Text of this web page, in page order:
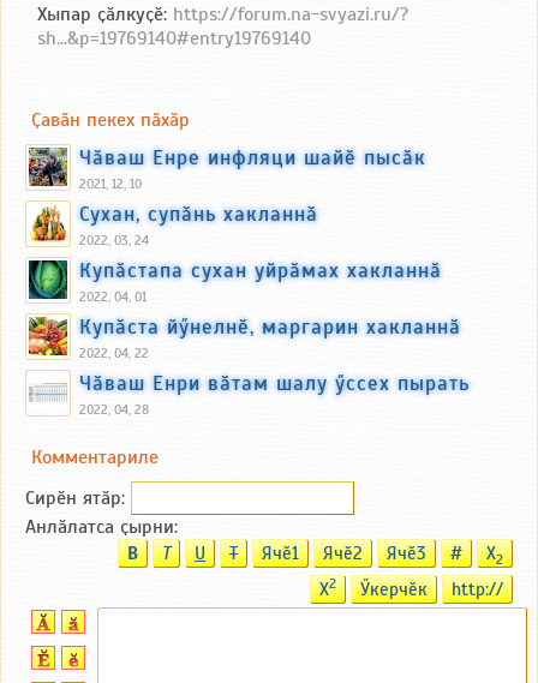
Хыпар ҫӑлкуҫӗ: https://forum.na-svyazi.ru/?
sh...&p=19769140#entry19769140
Ҫавӑн пекех пӑхӑр
Чӑваш Енре инфляци шайӗ пысӑк
2021, 12, 10
Сухан, супӑнь хакланнӑ
2022, 03, 24
Купӑстапа сухан уйрӑмах хакланнӑ
2022, 04, 01
Купӑста йӳнелнӗ, маргарин хакланнӑ
2022, 04, 22
Чӑваш Енри вӑтам шалу ӳссех пырать
2022, 04, 28
Комментариле
Сирӗн ятӑp:
Анлӑлатса ҫырни:
B T U T Ячӗ1 Ячӗ2 Ячӗ3 # X2
X2 Ӳкерчӗк http://